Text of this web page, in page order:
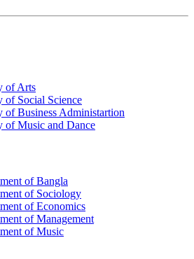
of Arts
of Social Science
of Business Administartion
of Music and Dance
of Bangla
of Sociology
of Economics
of Management
of Music